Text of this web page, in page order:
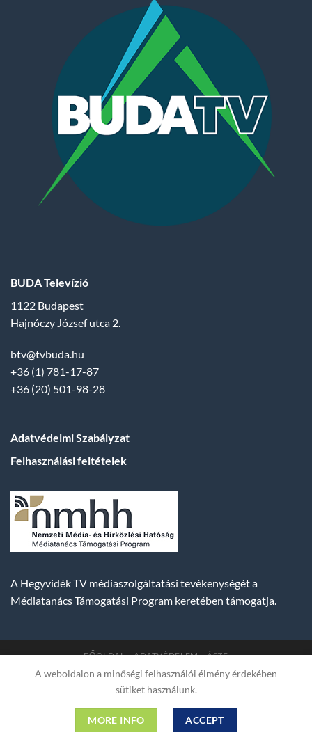
BUDA Televízió
1122 Budapest
Hajnóczy József utca 2.
btv@tvbuda.hu
+36 (1) 781-17-87
+36 (20) 501-98-28
Adatvédelmi Szabályzat
Felhasználási feltételek
A Hegyvidék TV médiaszolgáltatási tevékenységét a
Médiatanács Támogatási Program keretében támogatja.
FŐOLDAL ADATVÉDELEM ÁSZF
Copyright 2007-2026 © BUDA TV | Hegyvidék Média
Műsorszolgáltató Kft. | Budapest, Hungary, XII. Hajnóczy József
utca 2. fszt. | Cg. 01-09-882523 | A weboldal 256 bit SSL COMODO
titkosítással védve
A weboldalon a minőségi felhasználói élmény érdekében
sütiket használunk.
MORE INFO ACCEPT